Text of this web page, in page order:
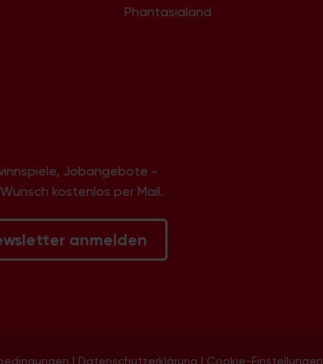
Phantasialand
Jobangebote -
kostenlos per Mail.
anmelden
| Datenschutzerklärung | Cookie-Einstellungen